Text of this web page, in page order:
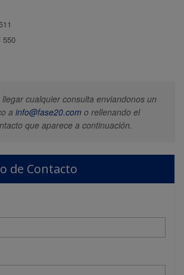
550
cualquier consulta enviandonos un
a info@fase20.com o rellenando el
que aparece a continuación.
de Contacto